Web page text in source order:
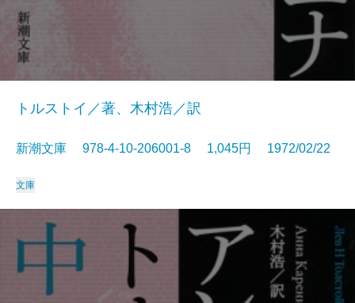
トルストイ／著、木村浩／訳
新潮文庫 978-4-10-206001-8 1,045円 1972/02/22
文庫